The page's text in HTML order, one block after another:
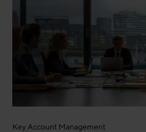
Key Account Management